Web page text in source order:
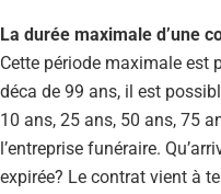
La durée maximale d’une
Cette période maximale est
déca de 99 ans, il est
10 ans, 25 ans, 50 ans, 75
l’entreprise funéraire.
expirée? Le contrat vient à